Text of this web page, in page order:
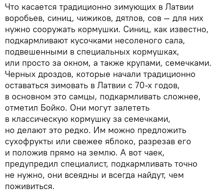
Что касается традиционно зимующих в Латвии
воробьев, синиц, чижиков, дятлов, сов — для них
нужно сооружать кормушки. Синиц, как известно,
подкармливают кусочками несоленого сала,
подвешенными в специальных кормушках,
или просто за окном, а также крупами, семечками.
Черных дроздов, которые начали традиционно
оставаться зимовать в Латвии с 70-х годов,
в основном это самцы, подкармливать сложнее,
отметил Бойко. Они могут залететь
в классическую кормушку за семечками,
но делают это редко. Им можно предложить
сухофрукты или свежее яблоко, разрезав его
и положив прямо на землю. А вот чаек,
предупредил специалист, подкармливать точно
не нужно, они всеядны и всегда найдут, чем
поживиться.